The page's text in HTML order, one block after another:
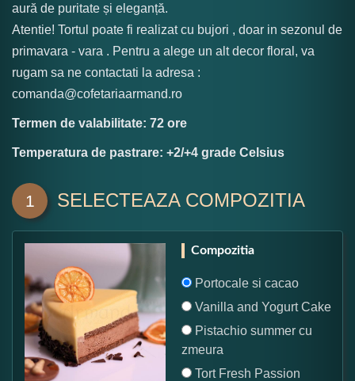
aură de puritate și eleganță.
Atentie! Tortul poate fi realizat cu bujori , doar in sezonul de
primavara - vara . Pentru a alege un alt decor floral, va
rugam sa ne contactati la adresa :
comanda@cofetariaarmand.ro
Termen de valabilitate: 72 ore
Temperatura de pastrare: +2/+4 grade Celsius
1 SELECTEAZA COMPOZITIA
Compozitia
Portocale si cacao
Vanilla and Yogurt Cake
Pistachio summer cu
zmeura
Tort Fresh Passion